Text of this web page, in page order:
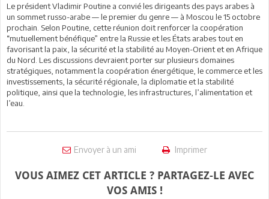
Le président Vladimir Poutine a convié les dirigeants des pays arabes à
un sommet russo-arabe — le premier du genre — à Moscou le 15 octobre
prochain. Selon Poutine, cette réunion doit renforcer la coopération
“mutuellement bénéfique” entre la Russie et les États arabes tout en
favorisant la paix, la sécurité et la stabilité au Moyen-Orient et en Afrique
du Nord. Les discussions devraient porter sur plusieurs domaines
stratégiques, notamment la coopération énergétique, le commerce et les
investissements, la sécurité régionale, la diplomatie et la stabilité
politique, ainsi que la technologie, les infrastructures, l’alimentation et
l’eau.
Envoyer à un ami Imprimer
VOUS AIMEZ CET ARTICLE ? PARTAGEZ-LE AVEC
VOS AMIS !